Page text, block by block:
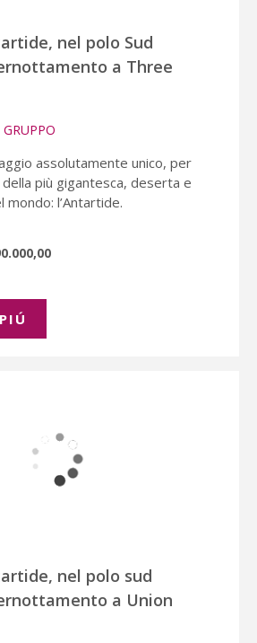
nel polo Sud
a Three
assolutamente unico, per
più gigantesca, deserta e
l’Antartide.
nel polo sud
a Union